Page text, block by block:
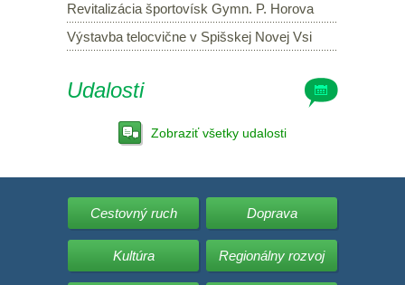
Revitalizácia športovísk Gymn. P. Horova
Výstavba telocvične v Spišskej Novej Vsi
Udalosti
Zobraziť všetky udalosti
Cestovný ruch Doprava
Kultúra Regionálny rozvoj